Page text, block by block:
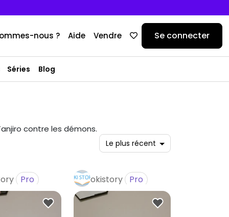
nous ? Aide Vendre Se connecter
Séries Blog
contre les démons.
Pro okistory Pro